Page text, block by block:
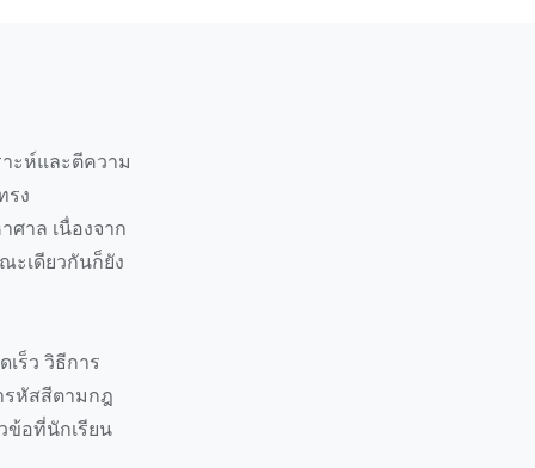
ะห์และตีความ
รง
าล เนื่องจาก
ะเดียวกันก็ยัง
ร็ว วิธีการ
รหัสสีตามกฎ
ข้อที่นักเรียน